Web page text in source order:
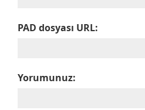
PAD dosyası URL:
Yorumunuz: